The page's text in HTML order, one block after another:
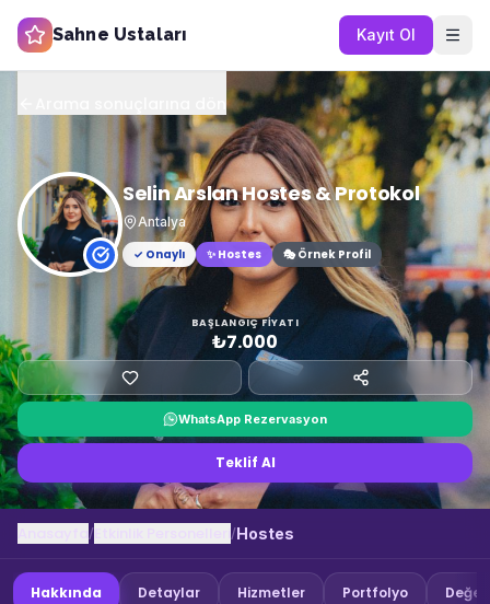
Sahne Ustaları Kayıt Ol
Selin Arslan Hostes & Protokol
Antalya
✓ Onaylı
✨ Hostes 🎭 Örnek Profil
BAŞLANGIÇ FIYATI
₺7.000
WhatsApp Rezervasyon
Teklif Al
/ /Hostes
Hakkında Detaylar Hizmetler Portfolyo